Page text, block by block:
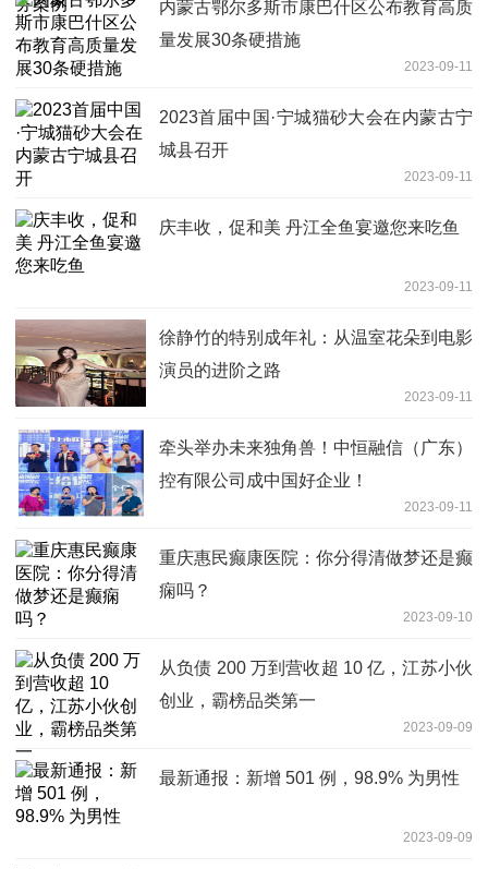
内蒙古鄂尔多斯市康巴什区公布教育高质
量发展30条硬措施
2023-09-11
2023首届中国·宁城猫砂大会在内蒙古宁
城县召开
2023-09-11
庆丰收，促和美 丹江全鱼宴邀您来吃鱼
2023-09-11
徐静竹的特别成年礼：从温室花朵到电影
演员的进阶之路
2023-09-11
牵头举办未来独角兽！中恒融信（广东）
控有限公司成中国好企业！
2023-09-11
重庆惠民癫康医院：你分得清做梦还是癫
痫吗？
2023-09-10
从负债 200 万到营收超 10 亿，江苏小伙
创业，霸榜品类第一
2023-09-09
最新通报：新增 501 例，98.9% 为男性
2023-09-09